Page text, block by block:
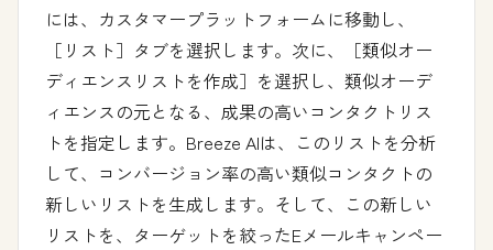
には、カスタマープラットフォームに移動し、
［リスト］タブを選択します。次に、［類似オー
ディエンスリストを作成］を選択し、類似オーデ
ィエンスの元となる、成果の高いコンタクトリス
トを指定します。Breeze AIは、このリストを分析
して、コンバージョン率の高い類似コンタクトの
新しいリストを生成します。そして、この新しい
リストを、ターゲットを絞ったEメールキャンペー